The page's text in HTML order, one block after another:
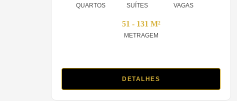
QUARTOS SUÍTES VAGAS
51 - 131 M²
METRAGEM
DETALHES